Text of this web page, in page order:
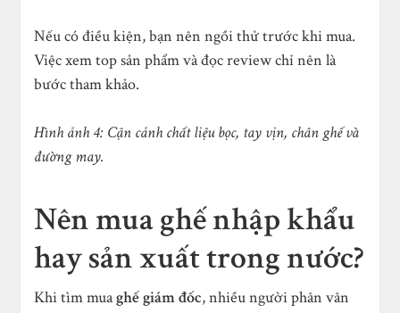
Nếu có điều kiện, bạn nên ngồi thử trước khi mua.
Việc xem top sản phẩm và đọc review chỉ nên là
bước tham khảo.
Hình ảnh 4: Cận cảnh chất liệu bọc, tay vịn, chân ghế và
đường may.
Nên mua ghế nhập khẩu
hay sản xuất trong nước?
Khi tìm muaghế giám đốc, nhiều người phân vân